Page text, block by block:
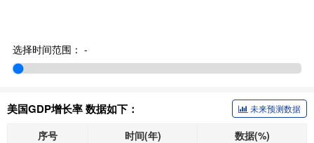
选择时间范围： -
美国GDP增长率 数据如下： 未来预测数据
序号 时间(年)
数据(%)